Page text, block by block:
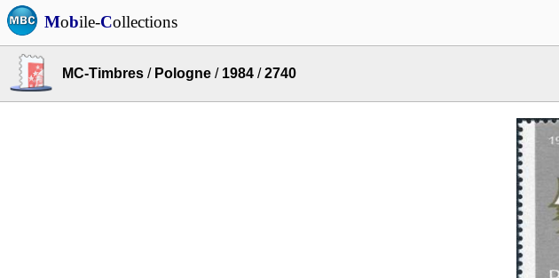
Mobile-Collections
MC-Timbres / Pologne / 1984 /2740